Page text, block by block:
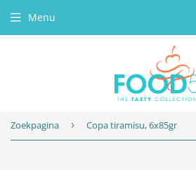
Menu
Zoekpagina › Copa tiramisu, 6x85gr